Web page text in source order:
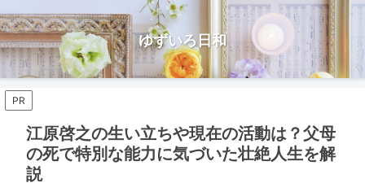
ゆずいろ日和
PR
江原啓之の生い立ちや現在の活動は？父母
の死で特別な能力に気づいた壮絶人生を解
説